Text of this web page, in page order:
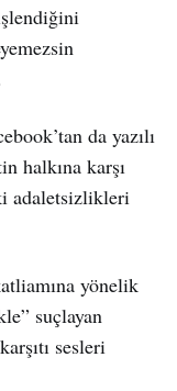
da yazılı
halkına karşı
adaletsizlikleri
yönelik
suçlayan
sesleri